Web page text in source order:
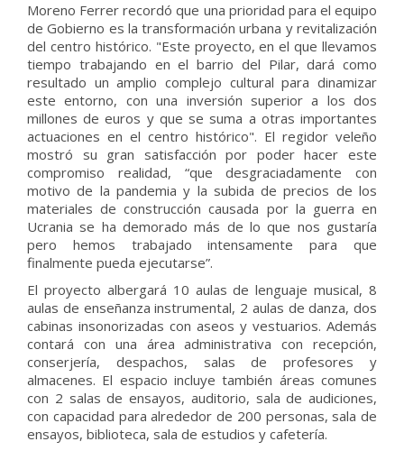
Moreno Ferrer recordó que una prioridad para el equipo
de Gobierno es la transformación urbana y revitalización
del centro histórico. "Este proyecto, en el que llevamos
tiempo trabajando en el barrio del Pilar, dará como
resultado un amplio complejo cultural para dinamizar
este entorno, con una inversión superior a los dos
millones de euros y que se suma a otras importantes
actuaciones en el centro histórico". El regidor veleño
mostró su gran satisfacción por poder hacer este
compromiso realidad, “que desgraciadamente con
motivo de la pandemia y la subida de precios de los
materiales de construcción causada por la guerra en
Ucrania se ha demorado más de lo que nos gustaría
pero hemos trabajado intensamente para que
finalmente pueda ejecutarse”.
El proyecto albergará 10 aulas de lenguaje musical, 8
aulas de enseñanza instrumental, 2 aulas de danza, dos
cabinas insonorizadas con aseos y vestuarios. Además
contará con una área administrativa con recepción,
conserjería, despachos, salas de profesores y
almacenes. El espacio incluye también áreas comunes
con 2 salas de ensayos, auditorio, sala de audiciones,
con capacidad para alrededor de 200 personas, sala de
ensayos, biblioteca, sala de estudios y cafetería.